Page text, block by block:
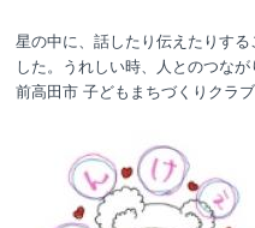
星の中に、話したり伝えたりする
した。うれしい時、人とのつな
前高田市 子どもまちづくりクラブ